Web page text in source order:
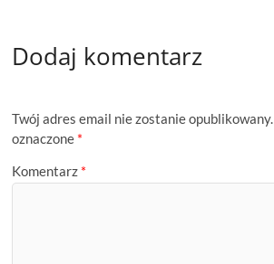
Dodaj komentarz
Twój adres email nie zostanie opublikowany.
oznaczone *
Komentarz *